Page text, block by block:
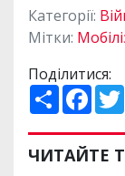
Категорії:
Мітки:
Поділитися:
П
о
ш
и
р
и
F
a
c
e
b
o
ЧИТАЙТЕ